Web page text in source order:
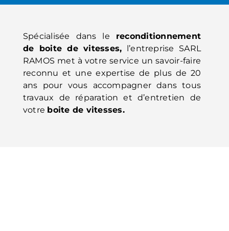
Spécialisée dans le reconditionnement
de boite de vitesses, l’entreprise SARL
RAMOS met à votre service un savoir-faire
reconnu et une expertise de plus de 20
ans pour vous accompagner dans tous
travaux de réparation et d’entretien de
votre boite de vitesses.